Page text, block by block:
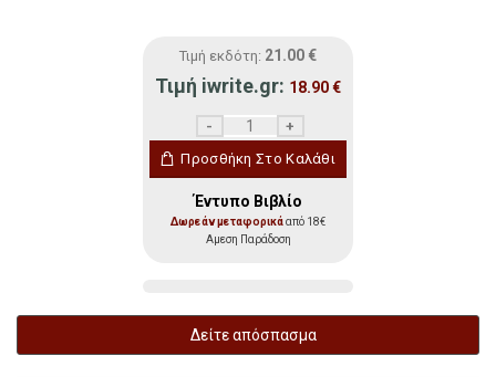
Τιμή εκδότη: 21.00 €
Τιμή iwrite.gr: 18.90€
Προσθήκη Στο Καλάθι
Έντυπο Βιβλίο
Δωρεάν μεταφορικάαπό 18€
Αμεση Παράδοση
Δείτε απόσπασμα